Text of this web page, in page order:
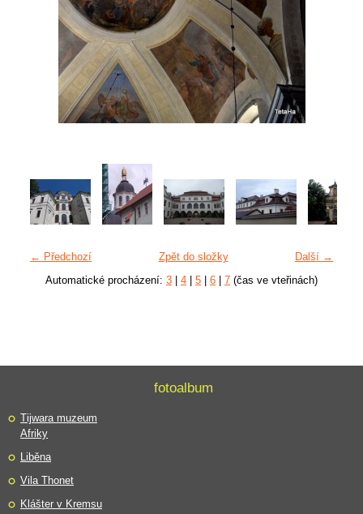
← Předchozí Další →
Zpět do složky
Automatické procházení: 3 4 5 6 7 (čas ve vteřinách)
fotoalbum
Tijwara muzeum
Afriky
Liběna
Vila Thonet
Klášter v Kremsu